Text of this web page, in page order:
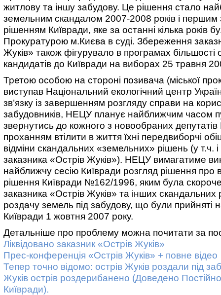
житлову та іншу забудову. Це рішення стало
земельним скандалом 2007-2008 років і
рішенням Київради, яке за останні кілька років
Прокуратурою м.Києва в суді. Збереження
Жуків» також фігурувало в програмах більшості
кандидатів до Київради на виборах 25 травня
Третою особою на стороні позивача (міської
виступав Національний екологічний центр
зв’язку із завершенням розгляду справи на
забудовників, НЕЦУ планує найближчим часом
звернутись до кожного з новообраних депутатів
проханням втілити в життя їхні передвиборчі
відміни скандальних «земельних» рішень (у т.ч.
заказника «Острів Жуків»). НЕЦУ вимагатиме
найближчу сесію Київради розгляд рішення про
рішення Київради №162/1996, яким була
заказника «Острів Жуків» та інших скандальних
роздачу земель під забудову, що були прийняті
Київради 1 жовтня 2007 року.
Детальніше про проблему можна почитати за
Ліквідовано заказник «Острів Жуків»
Прес-конференція «Острів Жуків» + повне відео
Тепер точно відомо: острів Жуків роздали під
Жуків острів роздерибанено (Доведено
Київради).